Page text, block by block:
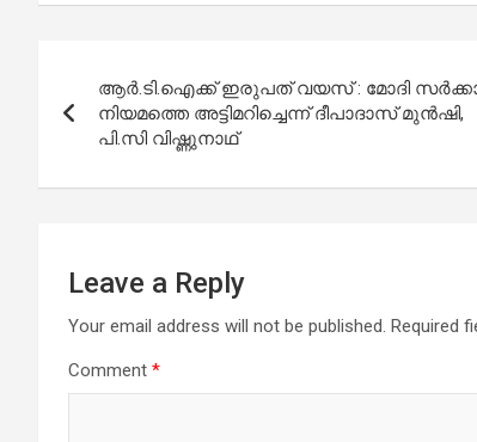
navigation
ആര്‍.ടി.ഐക്ക് ഇരുപത് വയസ് : മോദി
നിയമത്തെ അട്ടിമറിച്ചെന്ന് ദീപാദാസ് മുന്‍ഷി,
പി.സി വിഷ്ണുനാഥ്
Leave a Reply
Your email address will not be published. Required
Comment *